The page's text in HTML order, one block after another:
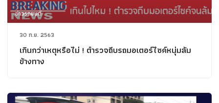
ข่าวรถยนต์
30 ก.ย. 2563
เกินกว่าเหตุหรือไม่ ! ตำรวจถีบรถมอเตอร์ไซค์หนุ่มล้ม
ข้างทาง